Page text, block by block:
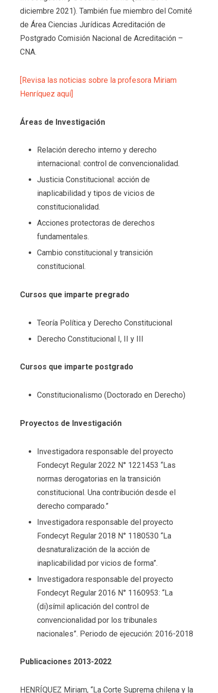
diciembre 2021). También fue miembro del Comité
de Área Ciencias Jurídicas Acreditación de
Postgrado Comisión Nacional de Acreditación –
CNA.
[Revisa las noticias sobre la profesora Miriam
Henríquez aquí]
Áreas de Investigación
Relación derecho interno y derecho
internacional: control de convencionalidad.
Justicia Constitucional: acción de
inaplicabilidad y tipos de vicios de
constitucionalidad.
Acciones protectoras de derechos
fundamentales.
Cambio constitucional y transición
constitucional.
Cursos que imparte pregrado
Teoría Política y Derecho Constitucional
Derecho Constitucional I, II y III
Cursos que imparte postgrado
Constitucionalismo (Doctorado en Derecho)
Proyectos de Investigación
Investigadora responsable del proyecto
Fondecyt Regular 2022 N° 1221453 “Las
normas derogatorias en la transición
constitucional. Una contribución desde el
derecho comparado.”
Investigadora responsable del proyecto
Fondecyt Regular 2018 N° 1180530 “La
desnaturalización de la acción de
inaplicabilidad por vicios de forma”.
Investigadora responsable del proyecto
Fondecyt Regular 2016 N° 1160953: “La
(di)símil aplicación del control de
convencionalidad por los tribunales
nacionales”. Periodo de ejecución: 2016-2018
Publicaciones 2013-2022
HENRÍQUEZ Miriam, “La Corte Suprema chilena y la